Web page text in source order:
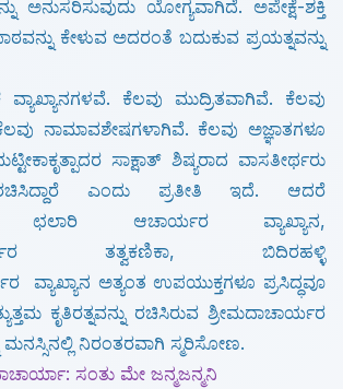
ಅನುಸರಿಸುವುದು ಯೋಗ್ಯವಾಗಿದೆ. ಅಪೇಕ್ಷೆ-ಶಕ್ತಿ
ಕೇಳುವ ಅದರಂತೆ ಬದುಕುವ ಪ್ರಯತ್ನವನ್ನು
ಕೆಲವು ಮುದ್ರಿತವಾಗಿವೆ. ಕೆಲವು
ನಾಮಾವಶೇಷಗಳಾಗಿವೆ. ಕೆಲವು ಅಜ್ಞಾತಗಳೂ
ಸಾಕ್ಷಾತ್ ಶಿಷ್ಯರಾದ ವಾಸತೀರ್ಥರು
ಎಂದು ಪ್ರತೀತಿ ಇದೆ. ಆದರೆ
ಛಲಾರಿ ಆಚಾರ್ಯರ ವ್ಯಾಖ್ಯಾನ,
ತತ್ವಕಣಿಕಾ, ಬಿದಿರಹಳ್ಳಿ
ವ್ಯಾಖ್ಯಾನ ಅತ್ಯಂತ ಉಪಯುಕ್ತಗಳೂ ಪ್ರಸಿದ್ಧವೂ
ಕೃತಿರತ್ನವನ್ನು ರಚಿಸಿರುವ ಶ್ರೀಮದಾಚಾರ್ಯರ
ನಿರಂತರವಾಗಿ ಸ್ಮರಿಸೋಣ.
ಸಂತು ಮೇ ಜನ್ಮಜನ್ಮನಿ